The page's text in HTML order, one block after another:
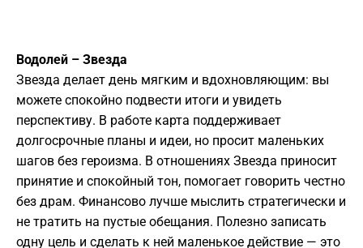
Водолей – Звезда
Звезда делает день мягким и вдохновляющим: вы
можете спокойно подвести итоги и увидеть
перспективу. В работе карта поддерживает
долгосрочные планы и идеи, но просит маленьких
шагов без героизма. В отношениях Звезда приносит
принятие и спокойный тон, помогает говорить честно
без драм. Финансово лучше мыслить стратегически и
не тратить на пустые обещания. Полезно записать
одну цель и сделать к ней маленькое действие — это